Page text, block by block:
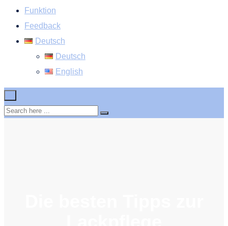
Funktion
Feedback
Deutsch
Deutsch
English